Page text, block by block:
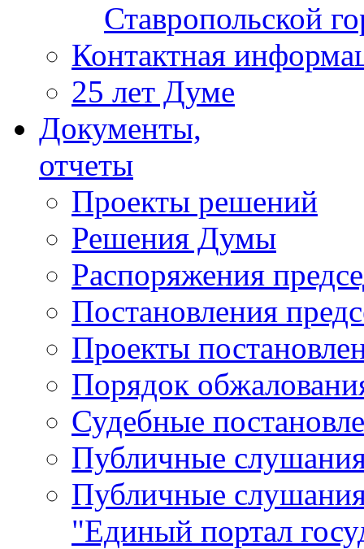
Ставропольской
Контактная
25 лет Думе
Документы,
отчеты
Проекты решений
Решения Думы
Распоряжения
Постановления
Проекты
Порядок
Судебные
Публичные
Публичные
"Единый портал